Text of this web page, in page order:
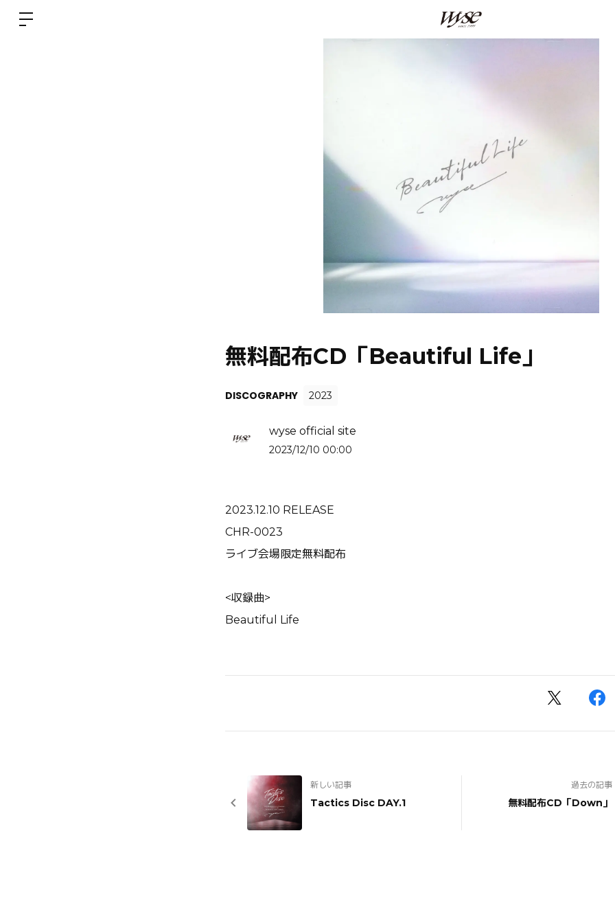
無料配布CD「Beautiful Life」
DISCOGRAPHY 2023
wyse official site
2023/12/10 00:00
2023.12.10 RELEASE
CHR-0023
ライブ会場限定無料配布
<収録曲>
Beautiful Life
新しい記事
Tactics Disc DAY.1
過去の記事
無料配布CD「Down」